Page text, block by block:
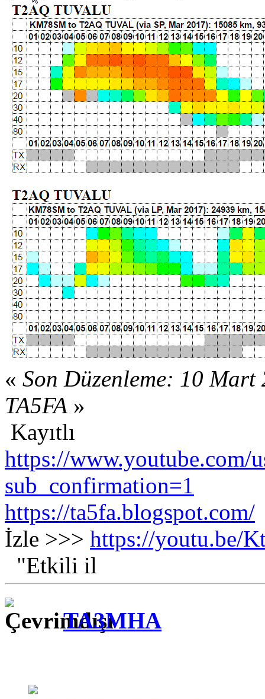
« Son Düzenleme: 10
TA5FA »
Kayıtlı
https://www.youtube.com/
sub_confirmation=1
https://ta5fa.blogspot.com/
İzle >>> https://youtu.be/
"Etkili il
TA3MHA